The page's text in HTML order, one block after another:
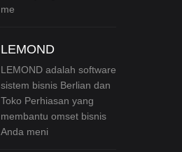
me
LEMOND
LEMOND adalah software
sistem bisnis Berlian dan
Toko Perhiasan yang
membantu omset bisnis
Anda meni